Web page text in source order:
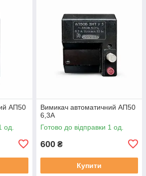
АП50
од.
Вимикач автоматичний АП50
6,3А
Готово до відправки 1 од.
600 ₴
Купити